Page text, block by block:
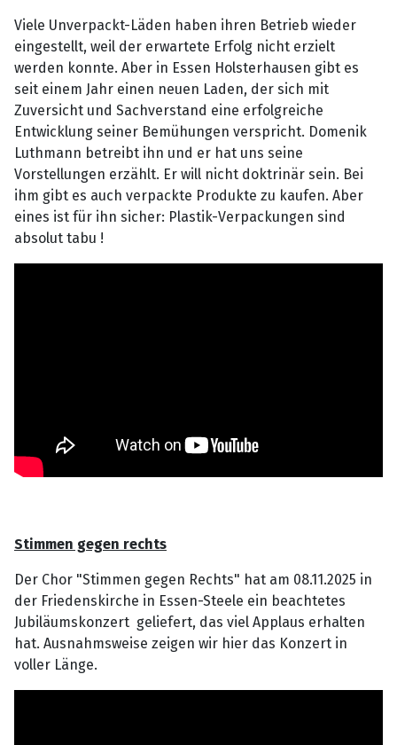
Viele Unverpackt-Läden haben ihren Betrieb wieder
eingestellt, weil der erwartete Erfolg nicht erzielt
werden konnte. Aber in Essen Holsterhausen gibt es
seit einem Jahr einen neuen Laden, der sich mit
Zuversicht und Sachverstand eine erfolgreiche
Entwicklung seiner Bemühungen verspricht. Domenik
Luthmann betreibt ihn und er hat uns seine
Vorstellungen erzählt. Er will nicht doktrinär sein. Bei
ihm gibt es auch verpackte Produkte zu kaufen. Aber
eines ist für ihn sicher: Plastik-Verpackungen sind
absolut tabu !
Stimmen gegen rechts
Der Chor "Stimmen gegen Rechts" hat am 08.11.2025 in
der Friedenskirche in Essen-Steele ein beachtetes
Jubiläumskonzert geliefert, das viel Applaus erhalten
hat. Ausnahmsweise zeigen wir hier das Konzert in
voller Länge.